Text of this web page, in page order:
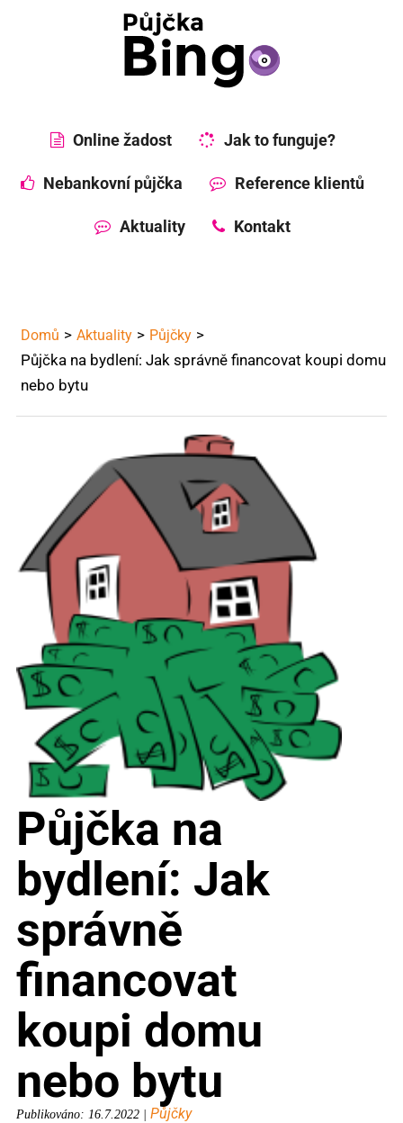
Online žadost Jak to funguje?
Nebankovní půjčka Reference klientů
Aktuality Kontakt
Domů Aktuality Půjčky
Půjčka na bydlení: Jak správně financovat koupi domu
nebo bytu
Půjčka na
bydlení: Jak
správně
financovat
koupi domu
nebo bytu
Publikováno: 16.7.2022 | Půjčky